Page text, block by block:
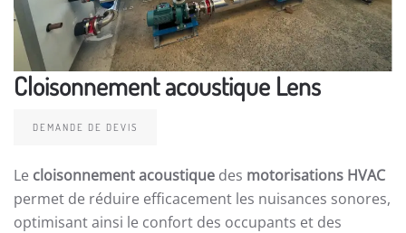
Cloisonnement acoustique Lens
DEMANDE DE DEVIS
Le cloisonnement acoustique des motorisations HVAC
permet de réduire efficacement les nuisances sonores,
optimisant ainsi le confort des occupants et des